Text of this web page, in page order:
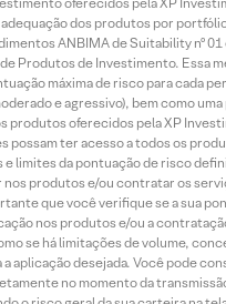
dos produtos por
ANBIMA de Suitability nº
Produtos de Investimento. Essa
máxima de risco para cada
e agressivo), bem como
produtos oferecidos pela XP
possam ter acesso a todos os
e limites da pontuação de risco
nos produtos e/ou contratar os
que você verifique se a sua
nos produtos e/ou a
se há limitações de volume,
aplicação desejada. Você pode
no momento da